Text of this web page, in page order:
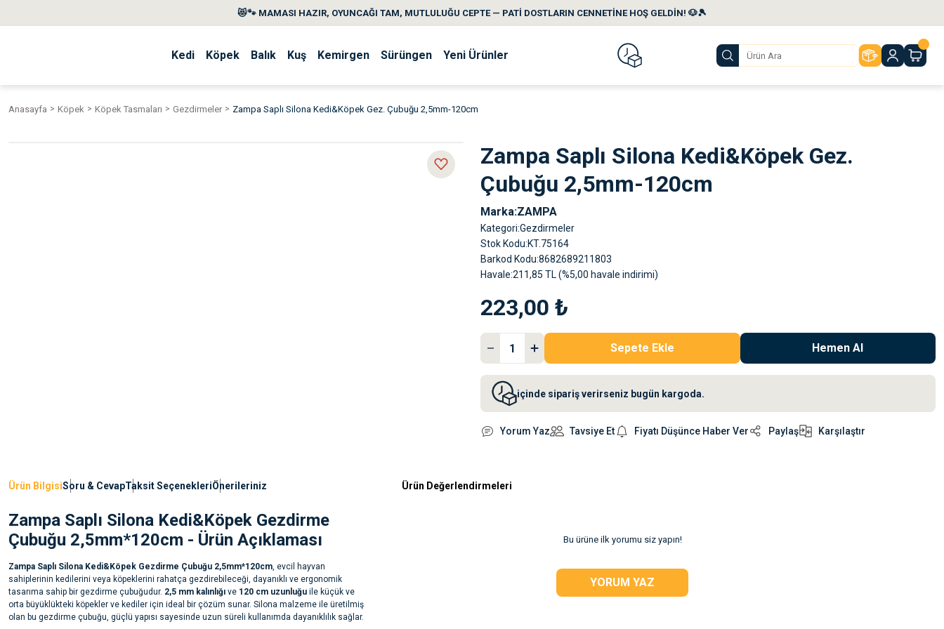
😻🐾 MAMASI HAZIR, OYUNCAĞI TAM, MUTLULUĞU CEPTE — PATİ DOSTLARIN CENNETİNE HOŞ GELDİN! 🐶🎾
Kedi Köpek Balık Kuş Kemirgen Sürüngen Yeni Ürünler
Anasayfa Köpek Köpek Tasmaları Gezdirmeler Zampa Saplı Silona Kedi&Köpek Gez. Çubuğu 2,5mm-120cm
Zampa Saplı Silona Kedi&Köpek Gez.
Çubuğu 2,5mm-120cm
Marka ZAMPA
Kategori Gezdirmeler
Stok Kodu KT.75164
Barkod Kodu 8682689211803
Havale 211,85 TL (%5,00 havale indirimi)
223,00 ₺
Sepete Ekle Hemen Al
içinde sipariş verirseniz bugün kargoda.
Yorum Yaz Tavsiye Et Fiyatı Düşünce Haber Ver Paylaş Karşılaştır
Ürün BilgisiSoru & CevapTaksit SeçenekleriÖnerileriniz
Zampa Saplı Silona Kedi&Köpek Gezdirme
Çubuğu 2,5mm*120cm - Ürün Açıklaması
Zampa Saplı Silona Kedi&Köpek Gezdirme Çubuğu 2,5mm*120cm, evcil hayvan
sahiplerinin kedilerini veya köpeklerini rahatça gezdirebileceği, dayanıklı ve ergonomik
tasarıma sahip bir gezdirme çubuğudur. 2,5 mm kalınlığı ve 120 cm uzunluğu ile küçük ve
orta büyüklükteki köpekler ve kediler için ideal bir çözüm sunar. Silona malzeme ile üretilmiş
olan bu gezdirme çubuğu, güçlü yapısı sayesinde uzun süreli kullanımda dayanıklılık sağlar.
Ürün Değerlendirmeleri
Bu ürüne ilk yorumu siz yapın!
YORUM YAZ